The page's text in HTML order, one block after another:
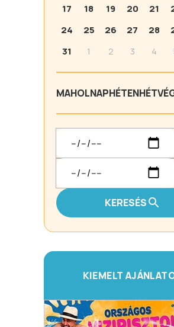
17
18 19 20 21
24
25 26 27 28
31
1 2 3 4
MAHOLNAPHÉTEN
KERESÉS
KIEMELT